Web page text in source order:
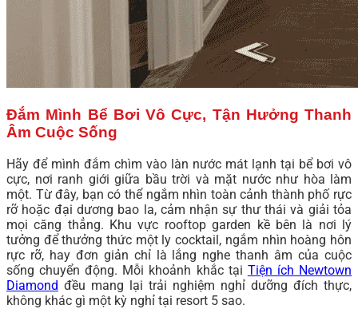
Đắm Mình Bể Bơi Vô Cực, Tận Hưởng Thanh
Âm Cuộc Sống
Hãy để mình đắm chìm vào làn nước mát lạnh tại bể bơi vô
cực, nơi ranh giới giữa bầu trời và mặt nước như hòa làm
một. Từ đây, bạn có thể ngắm nhìn toàn cảnh thành phố rực
rỡ hoặc đại dương bao la, cảm nhận sự thư thái và giải tỏa
mọi căng thẳng. Khu vực rooftop garden kề bên là nơi lý
tưởng để thưởng thức một ly cocktail, ngắm nhìn hoàng hôn
rực rỡ, hay đơn giản chỉ là lắng nghe thanh âm của cuộc
sống chuyển động. Mỗi khoảnh khắc tại Tiện ích Newtown
Diamond đều mang lại trải nghiệm nghỉ dưỡng đích thực,
không khác gì một kỳ nghỉ tại resort 5 sao.